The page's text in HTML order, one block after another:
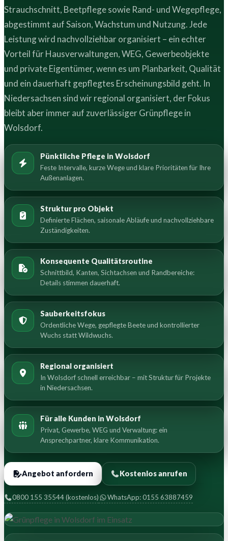
Strauchschnitt, Beetpflege sowie Rand- und Wegepflege,
abgestimmt auf Saison, Wachstum und Nutzung. Jede
Leistung wird nachvollziehbar organisiert – ein echter
Vorteil für Hausverwaltungen, WEG, Gewerbeobjekte
und private Eigentümer, wenn es um Planbarkeit, Qualität
und ein dauerhaft gepflegtes Erscheinungsbild geht. In
Niedersachsen sind wir regional organisiert, der Fokus
bleibt aber immer auf zuverlässiger Grünpflege in
Wolsdorf.
Pünktliche Pflege in Wolsdorf
Feste Intervalle, kurze Wege und klare Prioritäten für Ihre
Außenanlagen.
Struktur pro Objekt
Definierte Flächen, saisonale Abläufe und nachvollziehbare
Zuständigkeiten.
Konsequente Qualitätsroutine
Schnittbild, Kanten, Sichtachsen und Randbereiche:
Details stimmen dauerhaft.
Sauberkeitsfokus
Ordentliche Wege, gepflegte Beete und kontrollierter
Wuchs statt Wildwuchs.
Regional organisiert
In Wolsdorf schnell erreichbar – mit Struktur für Projekte
in Niedersachsen.
Für alle Kunden in Wolsdorf
Privat, Gewerbe, WEG und Verwaltung: ein
Ansprechpartner, klare Kommunikation.
Angebot anfordern Kostenlos anrufen
0800 155 35544 (kostenlos) WhatsApp: 0155 63887459